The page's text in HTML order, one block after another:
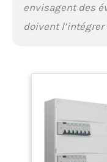
envisagent des
doivent